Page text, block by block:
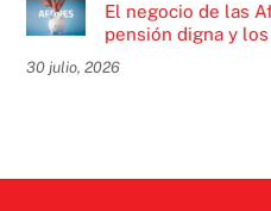
El negocio de las
pensión digna y
30 julio, 2026